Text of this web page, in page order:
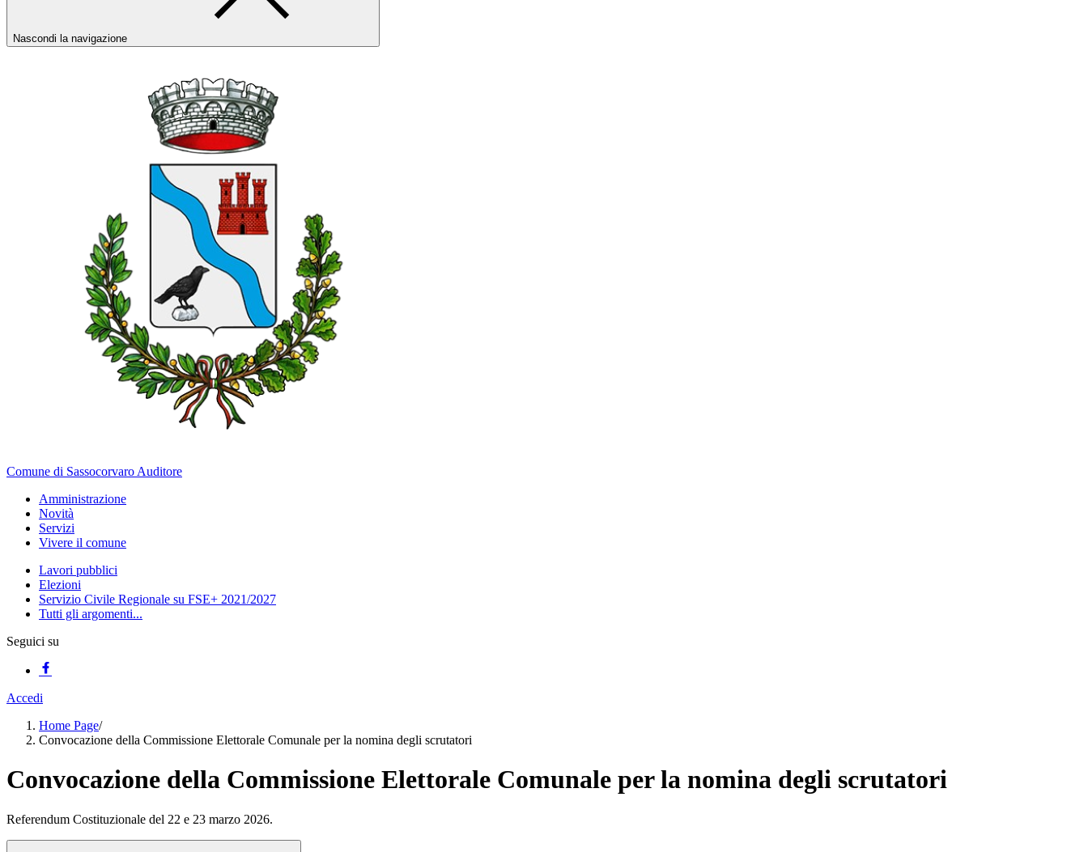
Nascondi la navigazione
Comune di Sassocorvaro Auditore
Amministrazione
Novità
Servizi
Vivere il comune
Lavori pubblici
Elezioni
Servizio Civile Regionale su FSE+ 2021/2027
Tutti gli argomenti...
Seguici su
Accedi
Home Page/
Convocazione della Commissione Elettorale Comunale per la nomina degli scrutatori
Convocazione della Commissione Elettorale Comunale per la nomina degli scrutatori
Referendum Costituzionale del 22 e 23 marzo 2026.